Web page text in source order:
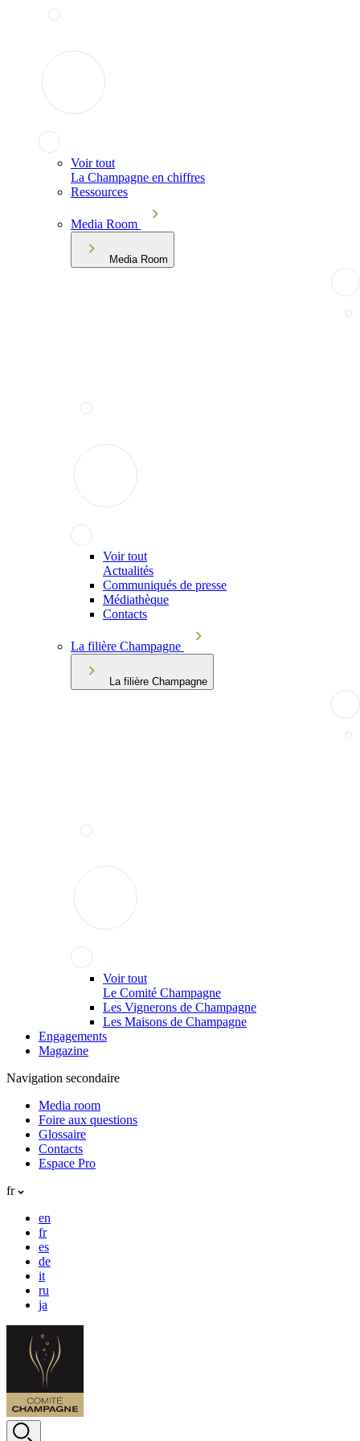
Voir tout
La Champagne en chiffres
Ressources
Media Room
Media Room
Voir tout
Actualités
Communiqués de presse
Médiathèque
Contacts
La filière Champagne
La filière Champagne
Voir tout
Le Comité Champagne
Les Vignerons de Champagne
Les Maisons de Champagne
Engagements
Magazine
Navigation secondaire
Media room
Foire aux questions
Glossaire
Contacts
Espace Pro
fr
en
fr
es
de
it
ru
ja